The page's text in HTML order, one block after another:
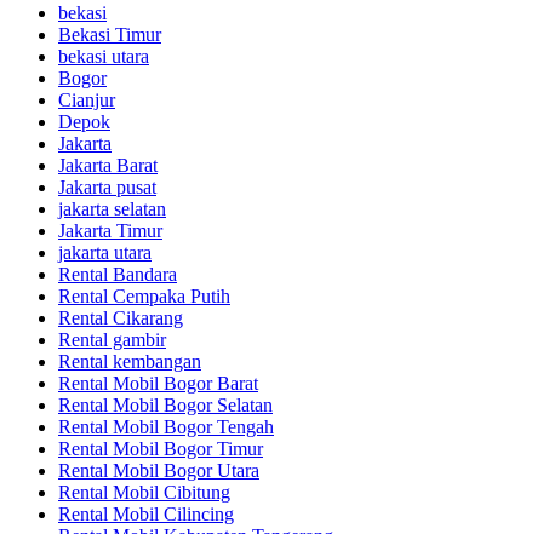
bekasi
Bekasi Timur
bekasi utara
Bogor
Cianjur
Depok
Jakarta
Jakarta Barat
Jakarta pusat
jakarta selatan
Jakarta Timur
jakarta utara
Rental Bandara
Rental Cempaka Putih
Rental Cikarang
Rental gambir
Rental kembangan
Rental Mobil Bogor Barat
Rental Mobil Bogor Selatan
Rental Mobil Bogor Tengah
Rental Mobil Bogor Timur
Rental Mobil Bogor Utara
Rental Mobil Cibitung
Rental Mobil Cilincing